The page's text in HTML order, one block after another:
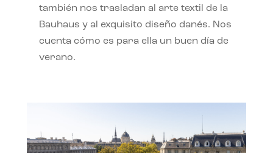
también nos trasladan al arte textil de la
Bauhaus y al exquisito diseño danés. Nos
cuenta cómo es para ella un buen día de
verano.